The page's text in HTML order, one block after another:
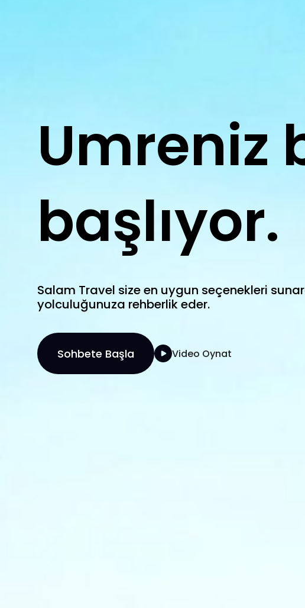
Umreniz
başlıyor.
Salam Travel size en uygun seçenekleri
yolculuğunuza rehberlik eder.
Sohbete Başla Video Oynat